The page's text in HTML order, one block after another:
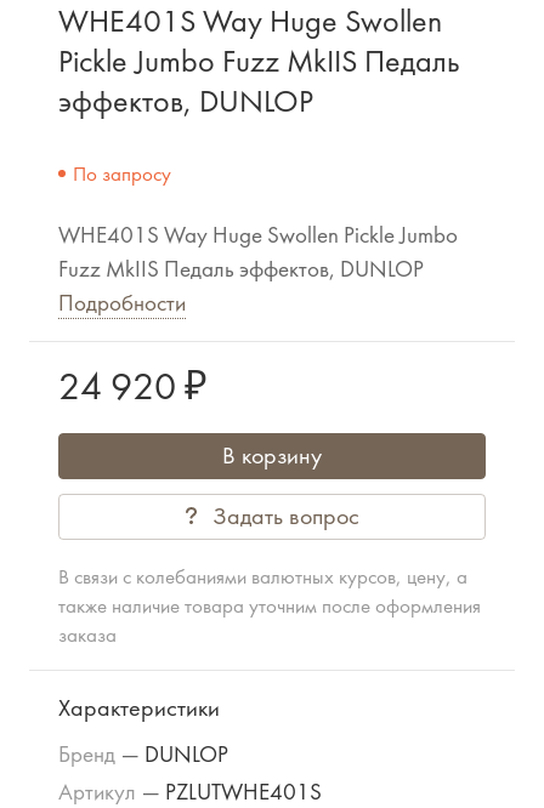
WHE401S Way Huge Swollen
Pickle Jumbo Fuzz MkIIS Педаль
эффектов, DUNLOP
По запросу
WHE401S Way Huge Swollen Pickle Jumbo
Fuzz MkIIS Педаль эффектов, DUNLOP
Подробности
24 920 ₽
В корзину
Задать вопрос
В связи с колебаниями валютных курсов, цену, а
также наличие товара уточним после оформления
заказа
Характеристики
Бренд — DUNLOP
Артикул — PZLUTWHE401S